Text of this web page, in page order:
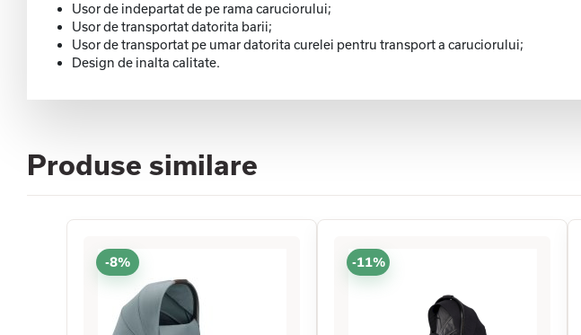
Usor de indepartat de pe rama caruciorului;
Usor de transportat datorita barii;
Usor de transportat pe umar datorita curelei pentru transport a caruciorului;
Design de inalta calitate.
Produse similare
-8% -11%